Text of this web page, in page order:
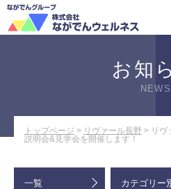
お知
NEWS
トップページ > リヴァール長野 > リ
説明会&見学会を開催します！
一覧